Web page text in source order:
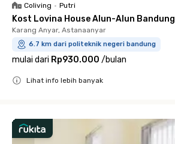
Coliving • Putri
Kost Lovina House Alun-Alun Bandung
Karang Anyar, Astanaanyar
6.7 km dari politeknik negeri bandung
mulai dari Rp930.000 /bulan
Lihat info lebih banyak